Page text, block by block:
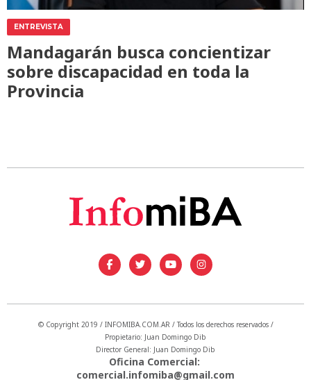
ENTREVISTA
Mandagarán busca concientizar
sobre discapacidad en toda la
Provincia
© Copyright 2019 / INFOMIBA.COM.AR / Todos los derechos reservados /
Propietario: Juan Domingo Dib
Director General: Juan Domingo Dib
Oficina Comercial:
comercial.infomiba@gmail.com